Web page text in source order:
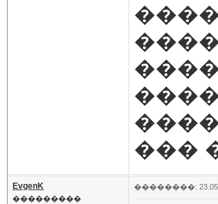
���
EvgenK
���������
��������: